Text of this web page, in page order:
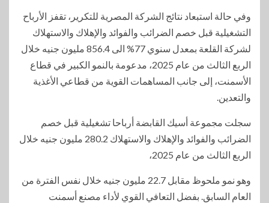
وفي حالة استبعاد نتائج الشركة المصرية للتكرير، تقفز الأرباح
التشغيلية قبل خصم الضرائب والفوائد والإهلاك والاستهلاك
لشركة القلعة بمعدل سنوي 77% الى 856.4 مليون جنيه خلال
الربع الثالث من عام 2025، مدعومة بالنمو الكبير في قطاع
الأسمنت، إلى جانب المساهمات القوية من قطاعي الأغذية
والتعدين.
سجلت مجموعة أسيك القابضة أرباحا تشغيلية قبل خصم
الضرائب والفوائد والإهلاك والاستهلاك 280.2 مليون جنيه خلال
الربع الثالث من عام 2025،
وهو نمو ملحوظ مقابل 22.7 مليون جنيه خلال نفس الفترة من
العام السابق. بفضل التعافي القوي لأداء مصنع أسمنت